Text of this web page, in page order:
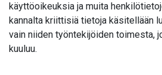
käyttöoikeuksia ja muita
kannalta kriittisiä tietoja käsitellään
vain niiden työntekijöiden toimesta,
kuuluu.